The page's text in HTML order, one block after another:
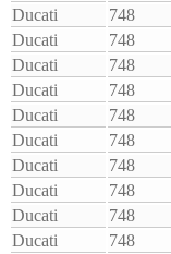
Ducati
748
Ducati
748
Ducati
748
Ducati
748
Ducati
748
Ducati
748
Ducati
748
Ducati
748
Ducati
748
Ducati
748